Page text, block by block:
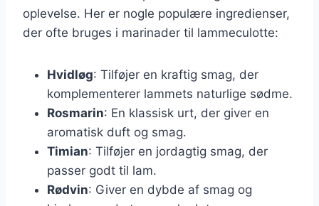
oplevelse. Her er nogle populære ingredienser,
der ofte bruges i marinader til lammeculotte:
Hvidløg: Tilføjer en kraftig smag, der
komplementerer lammets naturlige sødme.
Rosmarin: En klassisk urt, der giver en
aromatisk duft og smag.
Timian: Tilføjer en jordagtig smag, der
passer godt til lam.
Rødvin: Giver en dybde af smag og